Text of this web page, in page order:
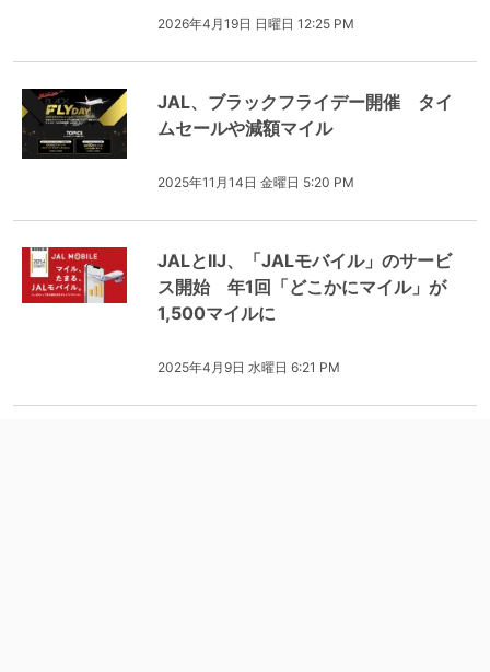
2026年4月19日 日曜日 12:25 PM
JAL、ブラックフライデー開催 タイ
ムセールや減額マイル
2025年11月14日 金曜日 5:20 PM
JALとIIJ、「JALモバイル」のサービ
ス開始 年1回「どこかにマイル」が
1,500マイルに
2025年4月9日 水曜日 6:21 PM